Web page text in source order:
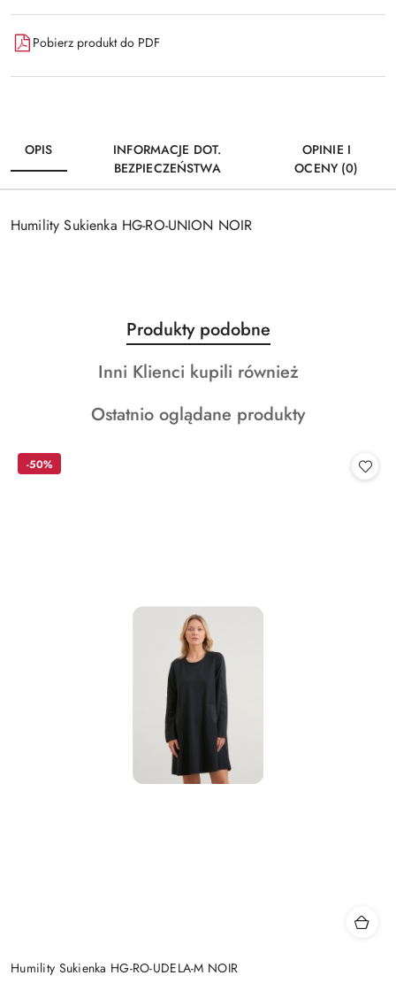
Pobierz produkt do PDF
OPIS
INFORMACJE DOT.
BEZPIECZEŃSTWA
OPINIE I
OCENY (0)
Humility Sukienka HG-RO-UNION NOIR
Pomiń karuzelę produktów
Produkty
o
statusie:
Produkty podobne
Produkty
statusie:
Inni Klienci kupili również
Produkty
Ostatnio oglądane produkty
Humility Sukienka HG-RO-UDELA-M NOIR
-50%